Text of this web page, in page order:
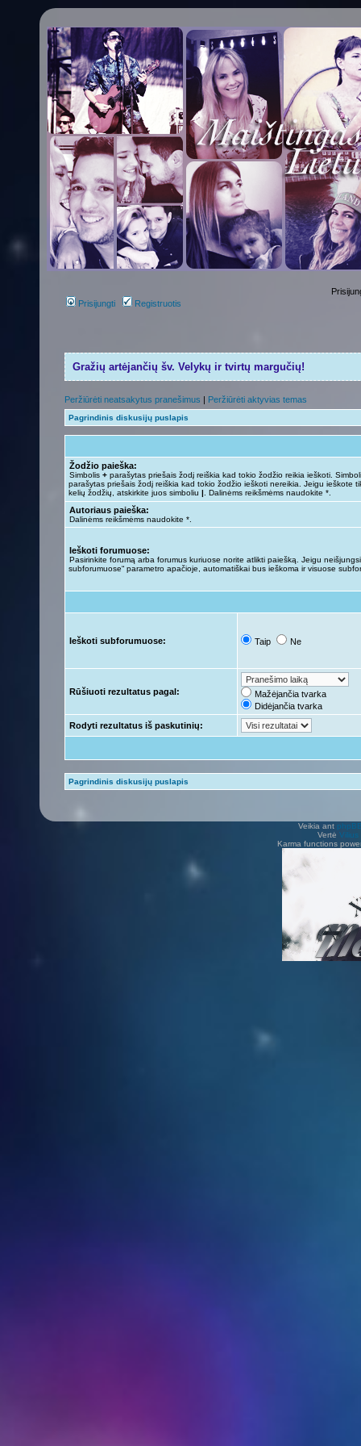
Prisijungti Registruotis
Gražių artėjančių šv. Velykų ir tvirtų margučių!
Peržiūrėti neatsakytus pranešimus | Peržiūrėti aktyvias temas
Pagrindinis diskusijų puslapis
Žodžio paieška:
Simbolis + parašytas priešais žodį reiškia kad tokio žodžio reikia ieškoti.
parašytas priešais žodį reiškia kad tokio žodžio ieškoti nereikia. Jeigu ieškote
kelių žodžių, atskirkite juos simboliu | . Dalinėms reikšmėms naudokite *.
Autoriaus paieška:
Dalinėms reikšmėms naudokite *.
Ieškoti forumuose:
Pasirinkite forumą arba forumus kuriuose norite atlikti paiešką. Jeigu
subforumuose“ parametro apačioje, automatiškai bus ieškoma ir visuose
Ieškoti subforumuose: Taip Ne
Rūšiuoti rezultatus pagal:
Mažėjančia tvarka
Didėjančia tvarka
Rodyti rezultatus iš paskutinių:
Pagrindinis diskusijų puslapis
Veikia ant
Vertė Vilius
Karma functions